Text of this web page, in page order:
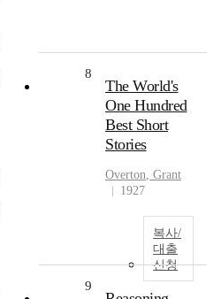
8
The World's
One Hundred
Best Short
Stories
Overton, Grant
1927
복사/
대출
신청
9